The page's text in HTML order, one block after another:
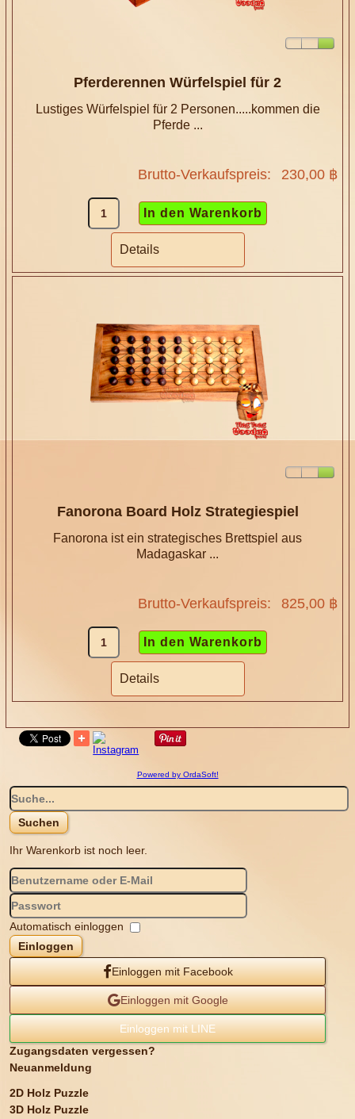
Pferderennen Würfelspiel für 2
Lustiges Würfelspiel für 2 Personen.....kommen die
Pferde ...
Brutto-Verkaufspreis: 230,00 ฿
Details
Fanorona Board Holz Strategiespiel
Fanorona ist ein strategisches Brettspiel aus
Madagaskar ...
Brutto-Verkaufspreis: 825,00 ฿
Details
Powered by OrdaSoft!
Ihr Warenkorb ist noch leer.
Automatisch einloggen
Einloggen
Einloggen mit Facebook
Einloggen mit Google
Einloggen mit LINE
Zugangsdaten vergessen?
Neuanmeldung
2D Holz Puzzle
3D Holz Puzzle